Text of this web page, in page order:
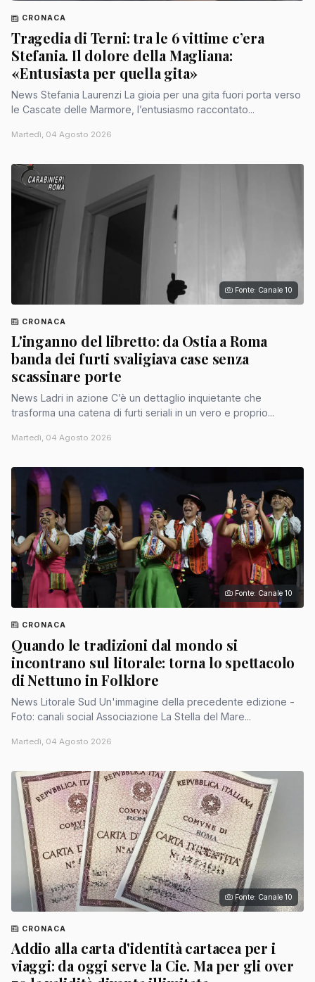
CRONACA
Tragedia di Terni: tra le 6 vittime c’era
Stefania. Il dolore della Magliana:
«Entusiasta per quella gita»
News Stefania Laurenzi La gioia per una gita fuori porta verso
le Cascate delle Marmore, l’entusiasmo raccontato...
Martedì, 04 Agosto 2026
Fonte: Canale 10
CRONACA
L'inganno del libretto: da Ostia a Roma
banda dei furti svaligiava case senza
scassinare porte
News Ladri in azione C’è un dettaglio inquietante che
trasforma una catena di furti seriali in un vero e proprio...
Martedì, 04 Agosto 2026
Fonte: Canale 10
CRONACA
Quando le tradizioni dal mondo si
incontrano sul litorale: torna lo spettacolo
di Nettuno in Folklore
News Litorale Sud Un'immagine della precedente edizione -
Foto: canali social Associazione La Stella del Mare...
Martedì, 04 Agosto 2026
Fonte: Canale 10
CRONACA
Addio alla carta d'identità cartacea per i
viaggi: da oggi serve la Cie. Ma per gli over